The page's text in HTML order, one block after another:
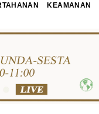
KEAMANAN